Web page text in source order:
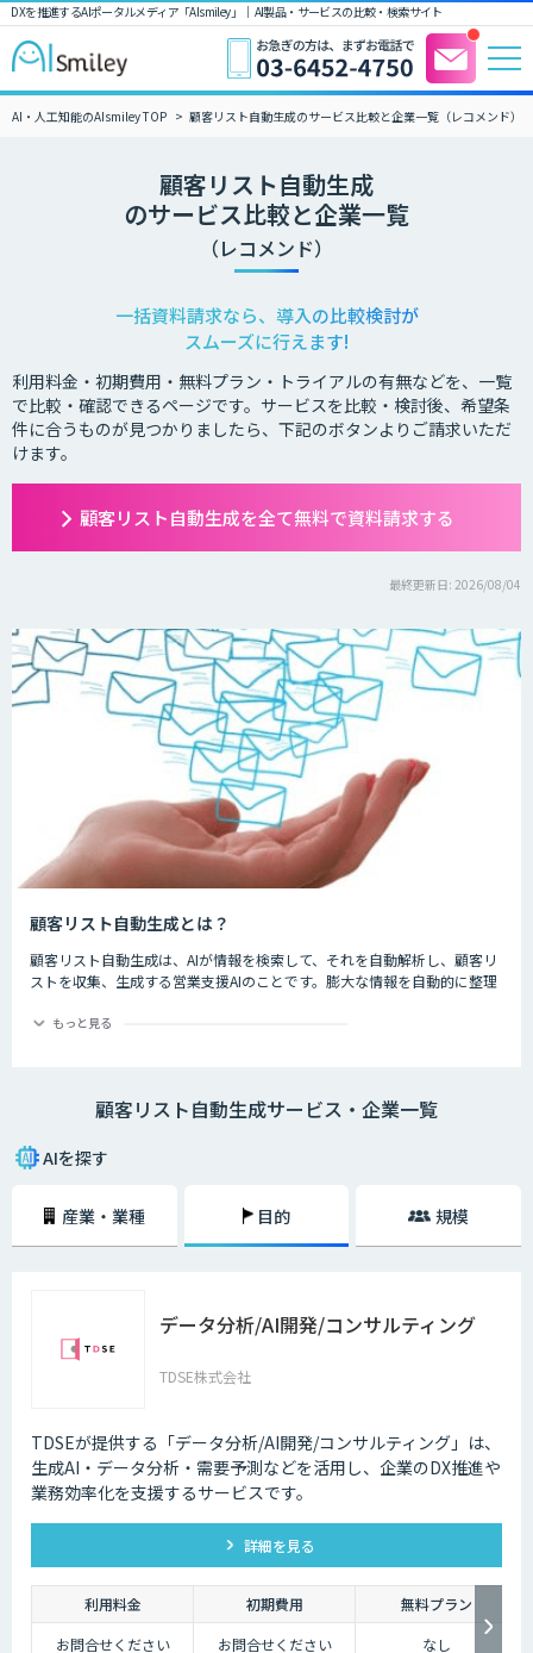
DXを推進するAIポータルメディア「AIsmiley」｜ AI製品・サービスの比較・検索サイト
AI・人工知能のAIsmiley TOP 顧客リスト自動生成のサービス比較と企業一覧（レコメンド）
顧客リスト自動生成
のサービス比較と企業一覧
（レコメンド）
一括資料請求なら、導入の比較検討が
スムーズに行えます!
利用料金・初期費用・無料プラン・トライアルの有無などを、一覧
で比較・確認できるページです。サービスを比較・検討後、希望条
件に合うものが見つかりましたら、下記のボタンよりご請求いただ
けます。
顧客リスト自動生成を全て無料で資料請求する
最終更新日: 2026/08/04
顧客リスト自動生成とは？
顧客リスト自動生成は、AIが情報を検索して、それを自動解析し、顧客リ
ストを収集、生成する営業支援AIのことです。膨大な情報を自動的に整理
することができるようになります。
もっと見る
顧客リスト自動生成サービス・企業一覧
AIを探す
産業・業種 目的 規模
データ分析/AI開発/コンサルティング
TDSE株式会社
TDSEが提供する「データ分析/AI開発/コンサルティング」は、
生成AI・データ分析・需要予測などを活用し、企業のDX推進や
業務効率化を支援するサービスです。
詳細を見る
利用料金 初期費用
無料プラン
お問合せください
お問合せください なし